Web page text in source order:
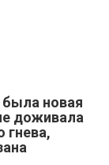
новая
доживала
гнева,